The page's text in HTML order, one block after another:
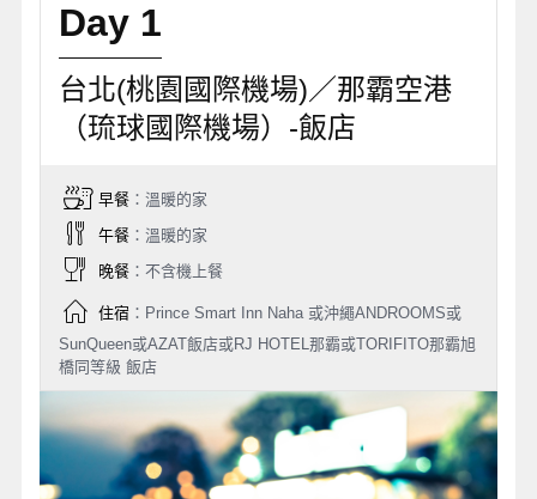
Day 1
台北(桃園國際機場)／那霸空港
（琉球國際機場）-飯店
早餐：溫暖的家
午餐：溫暖的家
晚餐：不含機上餐
住宿：Prince Smart Inn Naha 或沖繩ANDROOMS或
SunQueen或AZAT飯店或RJ HOTEL那霸或TORIFITO那霸旭
橋同等級 飯店